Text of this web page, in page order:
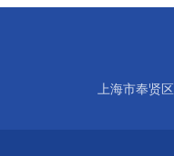
上海市奉贤